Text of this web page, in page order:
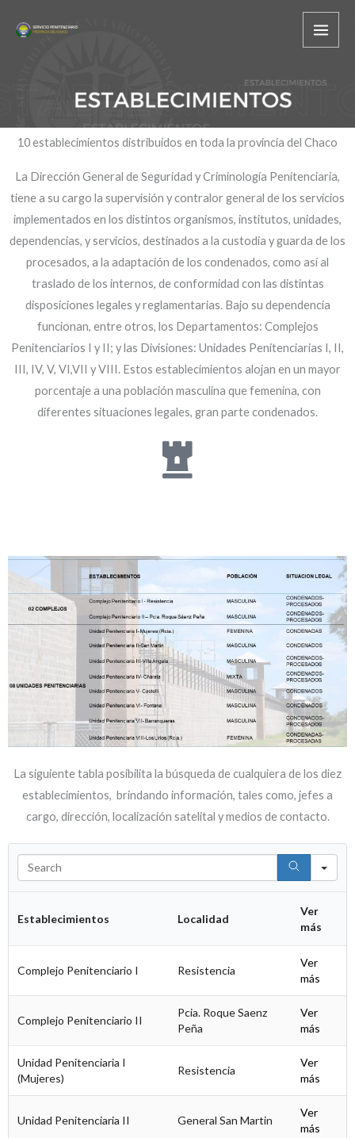
10 establecimientos distribuidos en toda la provincia del Chaco
La Dirección General de Seguridad y Criminología Penitenciaria,
tiene a su cargo la supervisión y contralor general de los servicios
implementados en los distintos organismos, institutos, unidades,
dependencias, y servicios, destinados a la custodia y guarda de los
procesados, a la adaptación de los condenados, como así al
traslado de los internos, de conformidad con las distintas
disposiciones legales y reglamentarias. Bajo su dependencia
funcionan, entre otros, los Departamentos: Complejos
Penitenciarios I y II; y las Divisiones: Unidades Penitenciarias I, II,
III, IV, V, VI,VII y VIII. Estos establecimientos alojan en un mayor
porcentaje a una población masculina que femenina, con
diferentes situaciones legales, gran parte condenados.
La siguiente tabla posibilita la búsqueda de cualquiera de los diez
establecimientos, brindando información, tales como, jefes a
cargo, dirección, localización satelital y medios de contacto.
e
Establecimientos Localidad
Ver
más
Complejo Penitenciario I Resistencia
Ver
más
Complejo Penitenciario II
Pcia. Roque Saenz
Peña
Ver
más
Unidad Penitenciaria I
(Mujeres)
Resistencia
Ver
más
Unidad Penitenciaria II General San Martin
Ver
más